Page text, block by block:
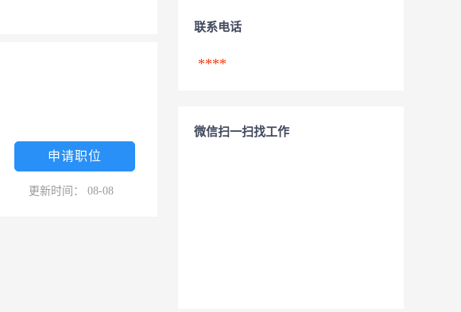
申请职位
更新时间： 08-08
联系电话
****
微信扫一扫找工作